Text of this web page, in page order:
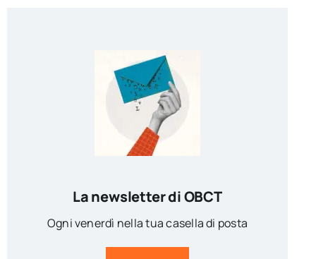
La newsletter di OBCT
Ogni venerdì nella tua casella di posta